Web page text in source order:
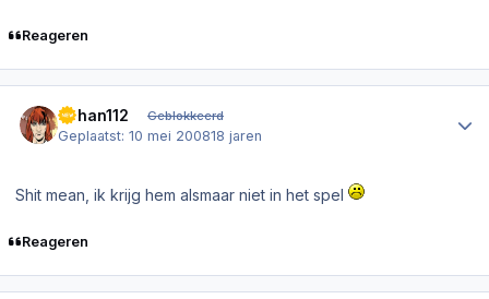
Reageren
Johan112 Geblokkeerd
Geplaatst:10 mei 200818 jaren
Shit mean, ik krijg hem alsmaar niet in het spel
Reageren